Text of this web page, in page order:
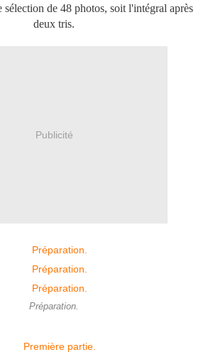
sélection de 48 photos, soit l'intégral après
deux tris.
Publicité
Préparation.